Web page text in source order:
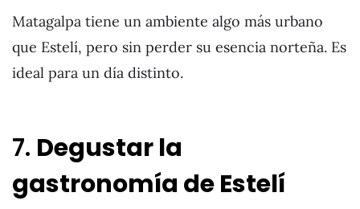
Matagalpa tiene un ambiente algo más urbano
que Estelí, pero sin perder su esencia norteña. Es
ideal para un día distinto.
7. Degustar la
gastronomía de Estelí